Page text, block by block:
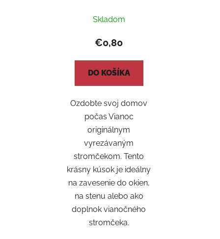
Skladom
€0,80
DO KOŠÍKA
Ozdobte svoj domov
počas Vianoc
originálnym
vyrezávaným
stromčekom. Tento
krásny kúsok je ideálny
na zavesenie do okien,
na stenu alebo ako
doplnok vianočného
stromčeka.